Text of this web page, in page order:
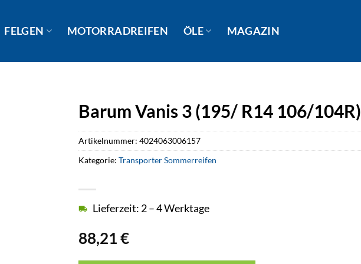
FELGEN MOTORRADREIFEN ÖLE MAGAZIN
Barum Vanis 3 (195/ R14 106/104R)
88,21€
Lieferzeit: 2 – 4 Werktage
Artikelnummer:4024063006157
Kategorie:Transporter Sommerreifen